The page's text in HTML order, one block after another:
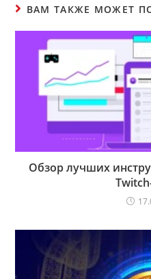
ВАМ ТАКЖЕ МОЖЕТ
Обзор лучших